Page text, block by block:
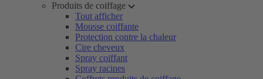
Produits de coiffage
Tout afficher
Mousse coiffante
Protection contre la chaleur
Cire cheveux
Spray coiffant
Spray racines